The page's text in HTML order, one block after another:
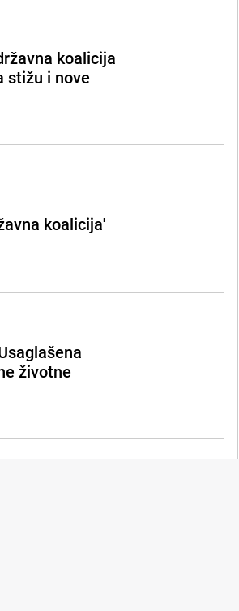
koalicija
stižu i nove
koalicija'
životne